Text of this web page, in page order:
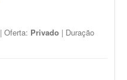
| Oferta: Privado | Duração